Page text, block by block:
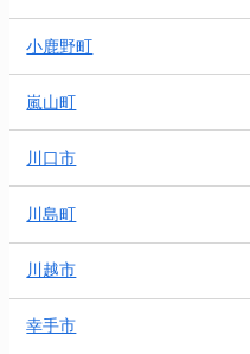
小鹿野町
嵐山町
川口市
川島町
川越市
幸手市